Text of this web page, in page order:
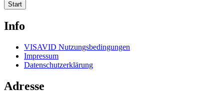
Start
Info
VISAVID Nutzungsbedingungen
Impressum
Datenschutzerklärung
Adresse